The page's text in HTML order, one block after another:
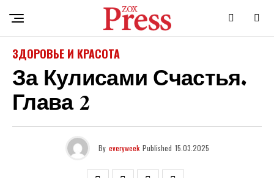
ЗДОРОВЬЕ И КРАСОТА
За Кулисами Счастья.
Глава 2
By everyweek Published 15.03.2025